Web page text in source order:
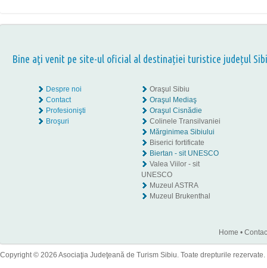
Bine aţi venit pe site-ul oficial al destinației turistice județul
Despre noi
Contact
Profesionişti
Broşuri
Oraşul Sibiu
Oraşul Mediaş
Oraşul Cisnădie
Colinele Transilvaniei
Mărginimea Sibiului
Biserici fortificate
Biertan - sit UNESCO
Valea Viilor - sit
UNESCO
Muzeul ASTRA
Muzeul Brukenthal
Home •
Copyright © 2026 Asociaţia Judeţeană de Turism Sibiu. Toate drepturile rezervate.